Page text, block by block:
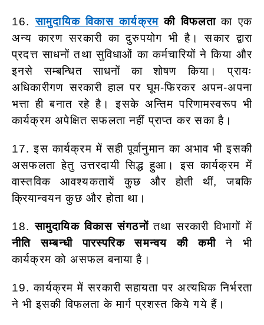
16.सामुदायिक विकास कार्यक्रम की विफलताका एक
अन्य कारण सरकारी का दुरुपयोग भी है। सकार द्वारा
प्रदत्त साधनों तथा सुविधाओं का कर्मचारियों ने किया और
इनसे सम्बन्धित साधनों का शोषण किया। प्रायः
अधिकारीगण सरकारी हाल पर घूम-फिरकर अपन-अपना
भत्ता ही बनात रहे है। इसके अन्तिम परिणामस्वरूप भी
कार्यक्रम अपेक्षित सफलता नहीं प्राप्त कर सका है।
17. इस कार्यक्रम में सही पूर्वानुमान का अभाव भी इसकी
असफलता हेतु उत्तरदायी सिद्ध हुआ। इस कार्यक्रम में
वास्तविक आवश्यकतायें कुछ और होती थीं, जबकि
क्रियान्वयन कुछ और होता था।
18.सामुदायिक विकास संगठनोंतथा सरकारी विभागों में
नीति सम्बन्धी पारस्परिक समन्वय की कमीने भी
कार्यक्रम को असफल बनाया है।
19. कार्यक्रम में सरकारी सहायता पर अत्यधिक निर्भरता
ने भी इसकी विफलता के मार्ग प्रशस्त किये गये हैं।